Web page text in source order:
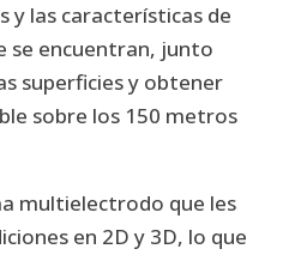
y las características de
se encuentran, junto
superficies y obtener
sobre los 150 metros
multielectrodo que les
en 2D y 3D, lo que